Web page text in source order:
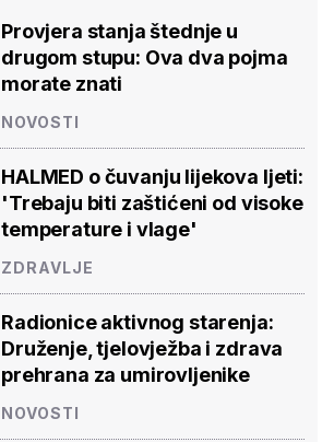
Provjera stanja štednje u
drugom stupu: Ova dva pojma
morate znati
NOVOSTI
HALMED o čuvanju lijekova ljeti:
'Trebaju biti zaštićeni od visoke
temperature i vlage'
ZDRAVLJE
Radionice aktivnog starenja:
Druženje, tjelovježba i zdrava
prehrana za umirovljenike
NOVOSTI